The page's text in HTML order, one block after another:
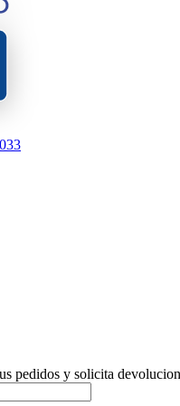
pedidos y solicita